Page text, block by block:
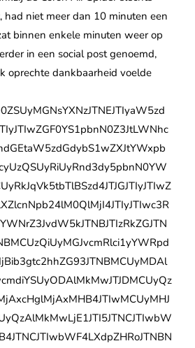
had niet meer dan 10 minuten een
binnen enkele minuten weer op
in een social post genoemd,
oprechte dankbaarheid voelde